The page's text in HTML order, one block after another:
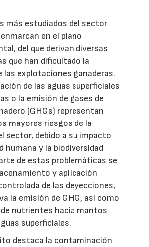
más estudiados del sector
en el plano
del que derivan diversas
que han dificultado la
las explotaciones ganaderas.
de las aguas superficiales
o la emisión de gases de
(GHGs) representan
mayores riesgos de la
sector, debido a su impacto
humana y la biodiversidad
de estas problemáticas se
y aplicación
de las deyecciones,
la emisión de GHG, así como
nutrientes hacia mantos
superficiales.
destaca la contaminación